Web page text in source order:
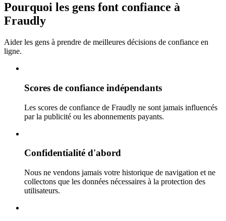
Pourquoi les gens font confiance à
Fraudly
Aider les gens à prendre de meilleures décisions de confiance en
ligne.
Scores de confiance indépendants
Les scores de confiance de Fraudly ne sont jamais influencés
par la publicité ou les abonnements payants.
Confidentialité d'abord
Nous ne vendons jamais votre historique de navigation et ne
collectons que les données nécessaires à la protection des
utilisateurs.